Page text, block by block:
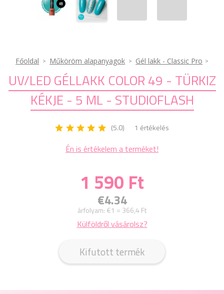
Főoldal Műköröm alapanyagok Gél lakk - Classic Pro
UV/LED GÉLLAKK COLOR 49 - TÜRKIZ
KÉKJE - 5 ML - STUDIOFLASH
(5.0) 1 értékelés
Én is értékelem a terméket!
1 590 Ft
€4.34
árfolyam: €1 = 366,4 Ft
Külföldről vásárolsz?
Kifutott termék